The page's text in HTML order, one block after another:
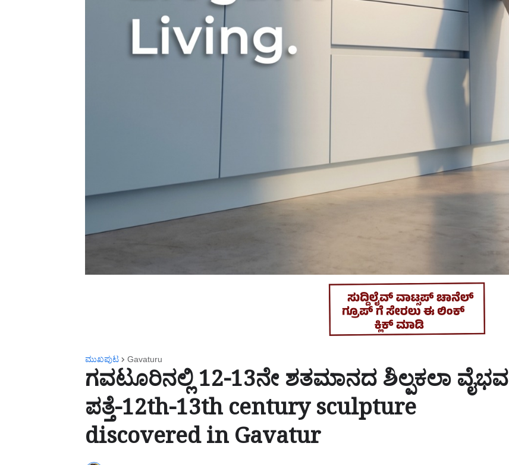
ಮುಖಪುಟ Gavaturu
ಗವಟೂರಿನಲ್ಲಿ 12-13ನೇ ಶತಮಾನದ ಶಿಲ್ಪಕಲಾ ವೈಭವ
ಪತ್ತೆ-12th-13th century sculpture
discovered in Gavatur